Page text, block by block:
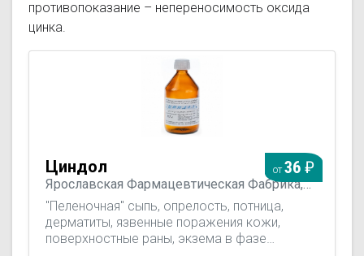
противопоказание – непереносимость оксида
цинка.
Циндол
Ярославская Фармацевтическая Фабрика,
Россия
"Пеленочная" сыпь, опрелость, потница,
дерматиты, язвенные поражения кожи,
поверхностные раны, экзема в фазе
от36